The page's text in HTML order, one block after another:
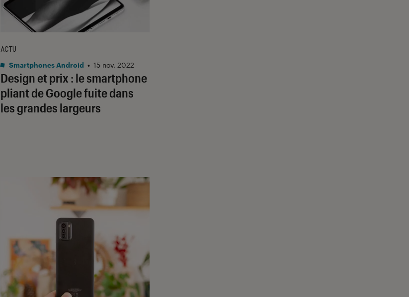
Design et prix : le smartphone
pliant de Google fuite dans
les grandes largeurs
ACTU
Smartphones Android • 15 nov. 2022